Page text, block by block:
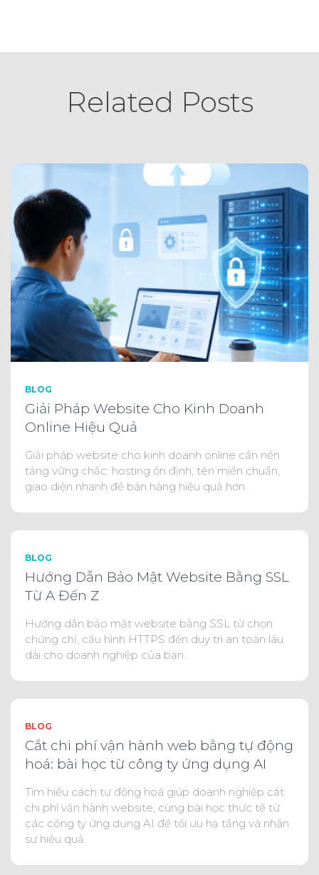
Related Posts
BLOG
Giải Pháp Website Cho Kinh Doanh
Online Hiệu Quả
Giải pháp website cho kinh doanh online cần nền
tảng vững chắc: hosting ổn định, tên miền chuẩn,
giao diện nhanh để bán hàng hiệu quả hơn.
BLOG
Hướng Dẫn Bảo Mật Website Bằng SSL
Từ A Đến Z
Hướng dẫn bảo mật website bằng SSL từ chọn
chứng chỉ, cấu hình HTTPS đến duy trì an toàn lâu
dài cho doanh nghiệp của bạn.
BLOG
Cắt chi phí vận hành web bằng tự động
hoá: bài học từ công ty ứng dụng AI
Tìm hiểu cách tự động hoá giúp doanh nghiệp cắt
chi phí vận hành website, cùng bài học thực tế từ
các công ty ứng dụng AI để tối ưu hạ tầng và nhân
sự hiệu quả.